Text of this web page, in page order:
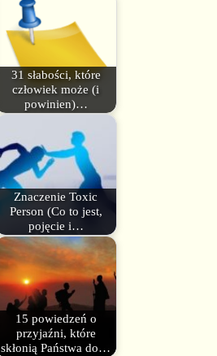
31 słabości, które
człowiek może (i
powinien)…
Znaczenie Toxic
Person (Co to jest,
pojęcie i…
15 powiedzeń o
przyjaźni, które
skłonią Państwa do…